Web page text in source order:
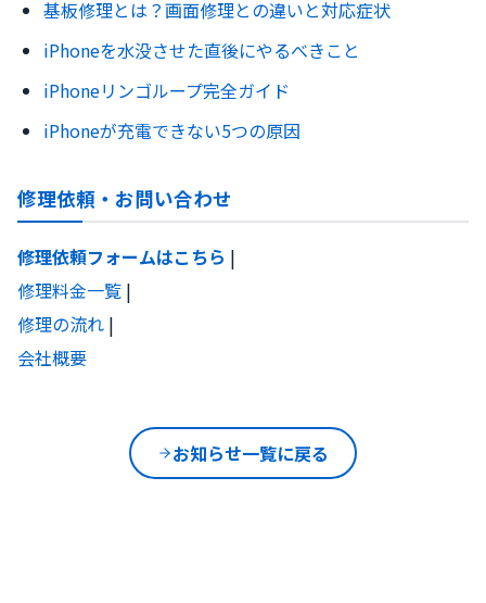
基板修理とは？画面修理との違いと対応症状
iPhoneを水没させた直後にやるべきこと
iPhoneリンゴループ完全ガイド
iPhoneが充電できない5つの原因
修理依頼・お問い合わせ
修理依頼フォームはこちら |
修理料金一覧 |
修理の流れ |
会社概要
お知らせ一覧に戻る